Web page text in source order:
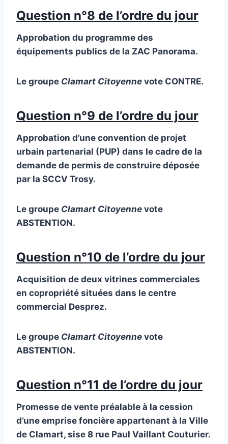
Question n°8 de l’ordre du jour
Approbation du programme des
équipements publics de la ZAC Panorama.
Le groupe Clamart Citoyenne vote CONTRE.
Question n°9 de l’ordre du jour
Approbation d’une convention de projet
urbain partenarial (PUP) dans le cadre de la
demande de permis de construire déposée
par la SCCV Trosy.
Le groupe Clamart Citoyenne vote
ABSTENTION.
Question n°10 de l’ordre du jour
Acquisition de deux vitrines commerciales
en copropriété situées dans le centre
commercial Desprez.
Le groupe Clamart Citoyenne vote
ABSTENTION.
Question n°11 de l’ordre du jour
Promesse de vente préalable à la cession
d’une emprise foncière appartenant à la Ville
de Clamart, sise 8 rue Paul Vaillant Couturier.